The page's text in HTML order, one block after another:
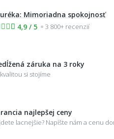
Mimoriadna spokojnosť
4,9 / 5
3 800+ recenzií
záruka na 3 roky
si stojíme
najlepšej ceny
lacnejšie? Napíšte nám a cenu